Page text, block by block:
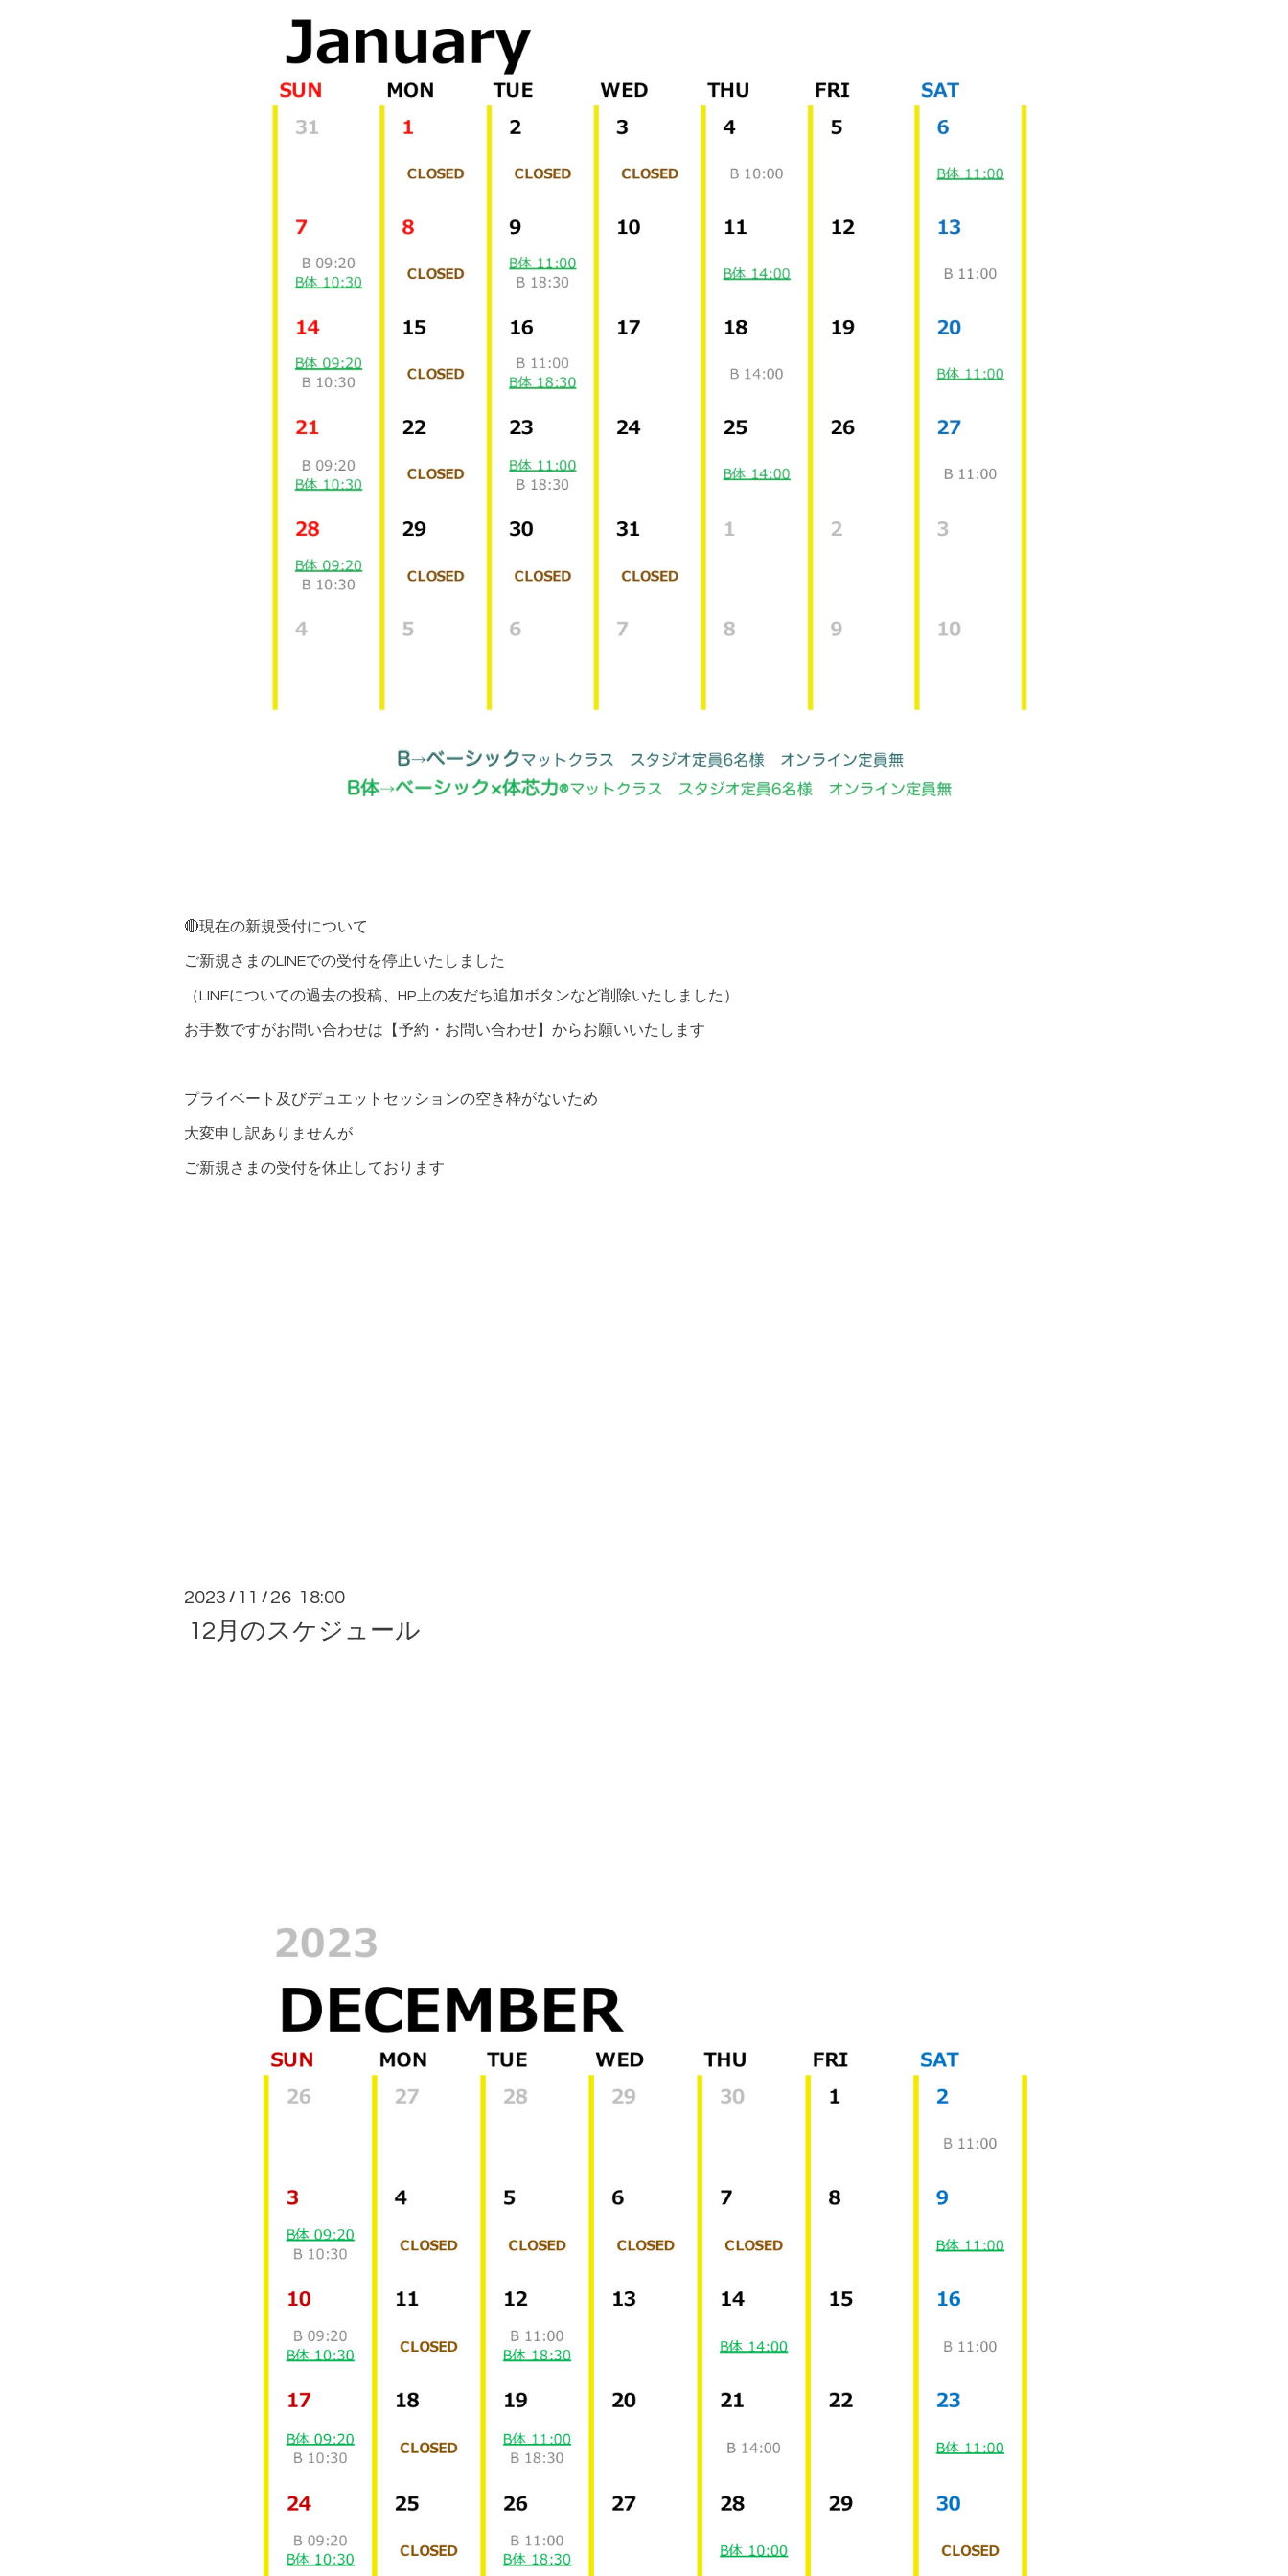
🔴現在の新規受付について
ご新規さまのLINEでの受付を停止いたしました
（LINEについての過去の投稿、HP上の友だち追加ボタンなど削除いたしました）
お手数ですがお問い合わせは【予約・お問い合わせ】からお願いいたします
プライベート及びデュエットセッションの空き枠がないため
大変申し訳ありませんが
ご新規さまの受付を休止しております
2023 / 11 / 26 18:00
12月のスケジュール